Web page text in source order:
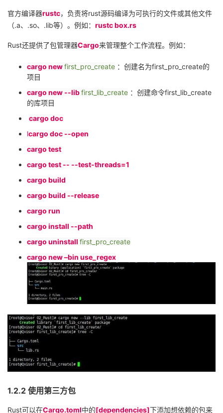
官方编译器rustc，负责将rust源码编译为可执行的文件或其他文件
（.a、 .so、 .lib等）。例如： rustc box.rs
Rust还提供了包管理器Cargo来管理整个工作流程。例如：
cargo newfirst_pro_create ：创建名为first_pro_create的
项目
cargo new --libfirst_lib_create ：创建命令first_lib_create
的库项目
cargo doc
lcargo doc --open
cargo test
cargo test -- --test-threads=1
cargo build
cargo build --release
cargo run
cargo install --path
cargo uninstall first_pro_create
cargo new –bin use_regex
1.2.2 使用第三方包
Rust可以在Cargo.toml中的[dependencies]下添加想依赖的包来